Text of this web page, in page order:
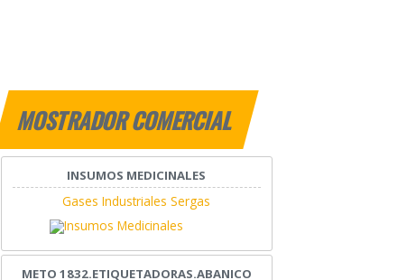
MOSTRADOR COMERCIAL
INSUMOS MEDICINALES
Gases Industriales Sergas
METO 1832.ETIQUETADORAS.ABANICO